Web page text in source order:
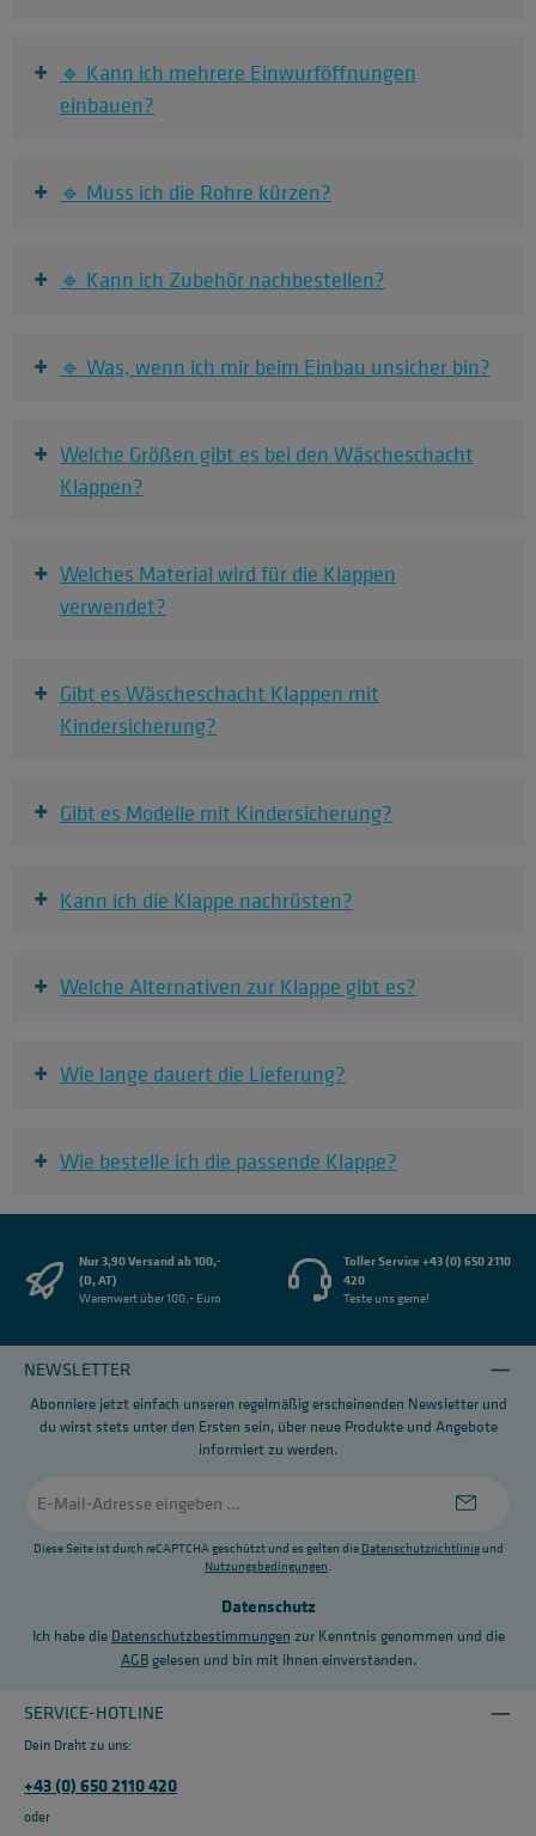
+
🔹 Kann ich mehrere Einwurföffnungen
einbauen?
+ 🔹 Muss ich die Rohre kürzen?
+ 🔹 Kann ich Zubehör nachbestellen?
+ 🔹 Was, wenn ich mir beim Einbau unsicher bin?
+ Welche Größen gibt es bei den Wäscheschacht
Klappen?
+ Welches Material wird für die Klappen
verwendet?
+ Gibt es Wäscheschacht Klappen mit
Kindersicherung?
+ Gibt es Modelle mit Kindersicherung?
+ Kann ich die Klappe nachrüsten?
+ Welche Alternativen zur Klappe gibt es?
+ Wie lange dauert die Lieferung?
+ Wie bestelle ich die passende Klappe?
Nur 3,90 Versand ab 100,-
(D, AT)
Warenwert über 100,- Euro
Toller Service +43 (0) 650 2110
420
Teste uns gerne!
NEWSLETTER
Abonniere jetzt einfach unseren regelmäßig erscheinenden Newsletter und
du wirst stets unter den Ersten sein, über neue Produkte und Angebote
informiert zu werden.
Mail-
*Diese Seite ist durch reCAPTCHA geschützt und es gelten die Datenschutzrichtlinieund
Nutzungsbedingungen.
Datenschutz
Ich habe die Datenschutzbestimmungen
zur Kenntnis genommen und die
AGBgelesen und bin mit ihnen einverstanden.
SERVICE-HOTLINE
Dein Draht zu uns:
+43 (0) 650 2110 420
oder